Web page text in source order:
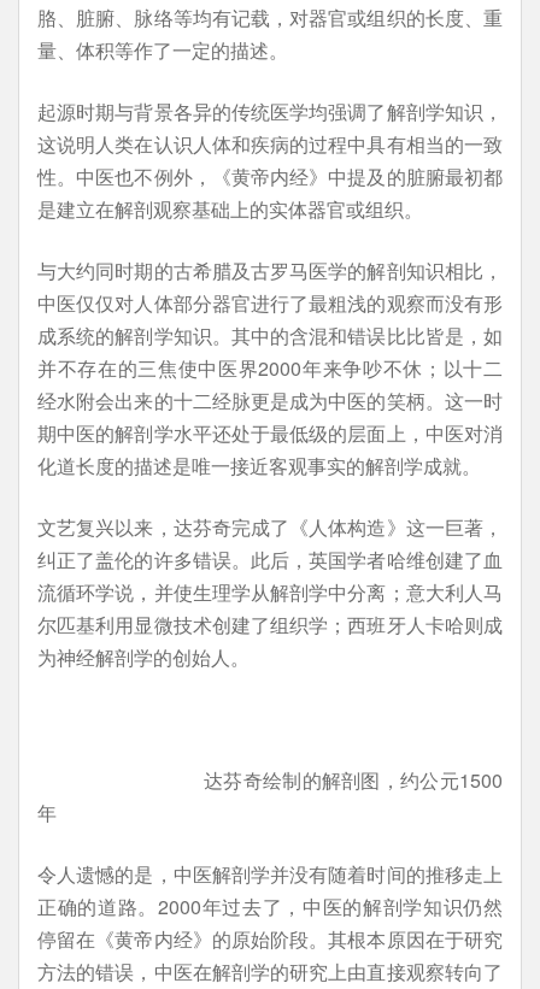
胳、脏腑、脉络等均有记载，对器官或组织的长度、重
量、体积等作了一定的描述。
起源时期与背景各异的传统医学均强调了解剖学知识，
这说明人类在认识人体和疾病的过程中具有相当的一致
性。中医也不例外，《黄帝内经》中提及的脏腑最初都
是建立在解剖观察基础上的实体器官或组织。
与大约同时期的古希腊及古罗马医学的解剖知识相比，
中医仅仅对人体部分器官进行了最粗浅的观察而没有形
成系统的解剖学知识。其中的含混和错误比比皆是，如
并不存在的三焦使中医界2000年来争吵不休；以十二
经水附会出来的十二经脉更是成为中医的笑柄。这一时
期中医的解剖学水平还处于最低级的层面上，中医对消
化道长度的描述是唯一接近客观事实的解剖学成就。
文艺复兴以来，达芬奇完成了《人体构造》这一巨著，
纠正了盖伦的许多错误。此后，英国学者哈维创建了血
流循环学说，并使生理学从解剖学中分离；意大利人马
尔匹基利用显微技术创建了组织学；西班牙人卡哈则成
为神经解剖学的创始人。
达芬奇绘制的解剖图，约公元1500
年
令人遗憾的是，中医解剖学并没有随着时间的推移走上
正确的道路。2000年过去了，中医的解剖学知识仍然
停留在《黄帝内经》的原始阶段。其根本原因在于研究
方法的错误，中医在解剖学的研究上由直接观察转向了